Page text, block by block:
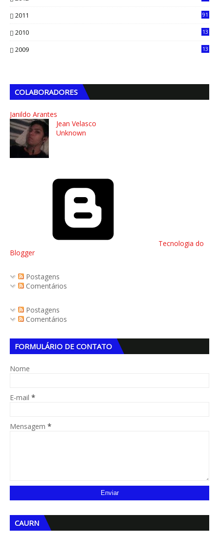
2011 91
2010
13
2009
13
COLABORADORES
Janildo Arantes
Jean Velasco
Unknown
Tecnologia do
Blogger
Postagens
Comentários
Postagens
Comentários
FORMULÁRIO DE CONTATO
Nome
E-mail *
Mensagem *
CAURN